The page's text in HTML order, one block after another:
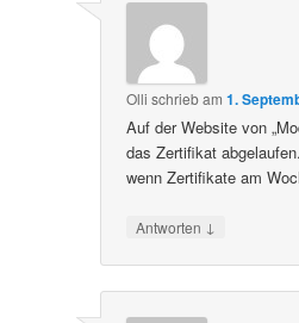
Olli schriebam1.
Auf der Website von
das Zertifikat
wenn Zertifikate am
Antworten ↓